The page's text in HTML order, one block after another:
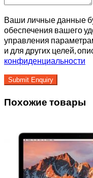
Ваши личные данные
обеспечения вашего
управления
и для других целей,
конфиденциальности
Похожие товары